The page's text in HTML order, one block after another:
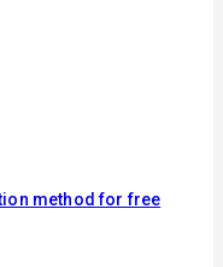
method for free